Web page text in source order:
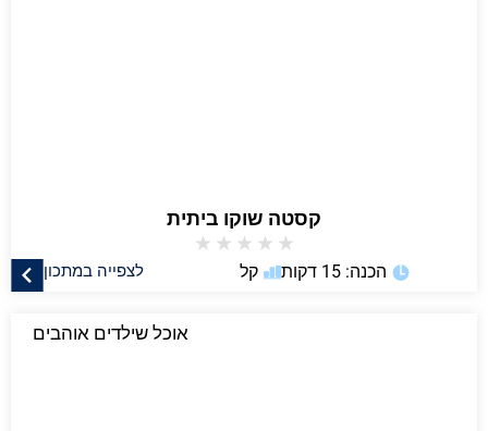
קסטה שוקו ביתית
★
★
★
★
★
לצפייה במתכון הכנה: 15 דקות קל
אוכל שילדים אוהבים